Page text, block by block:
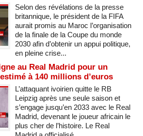
Selon des révélations de la presse
britannique, le président de la FIFA
aurait promis au Maroc l’organisation
de la finale de la Coupe du monde
2030 afin d’obtenir un appui politique,
en pleine crise...
au Real Madrid pour un
à 140 millions d’euros
L’attaquant ivoirien quitte le RB
Leipzig après une seule saison et
s’engage jusqu’en 2033 avec le Real
Madrid, devenant le joueur africain le
plus cher de l’histoire. Le Real